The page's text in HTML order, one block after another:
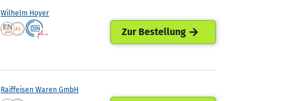
Wilhelm Hoyer
Zur Bestellung
Raiffeisen Waren GmbH